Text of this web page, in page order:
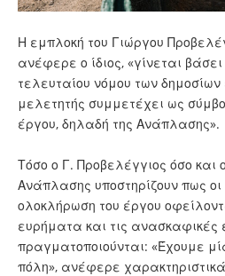
Η εμπλοκή του Γιώργου
ανέφερε ο ίδιος, «γίνεται
τελευταίου νόμου των
μελετητής συμμετέχει ως
έργου, δηλαδή της Ανάπλασης».
Τόσο ο Γ. Προβελέγγιος όσο και
Ανάπλασης υποστηρίζουν πως
ολοκλήρωση του έργου
ευρήματα και τις ανασκαφικές
πραγματοποιούνται: «Έχουμε
πόλη», ανέφερε